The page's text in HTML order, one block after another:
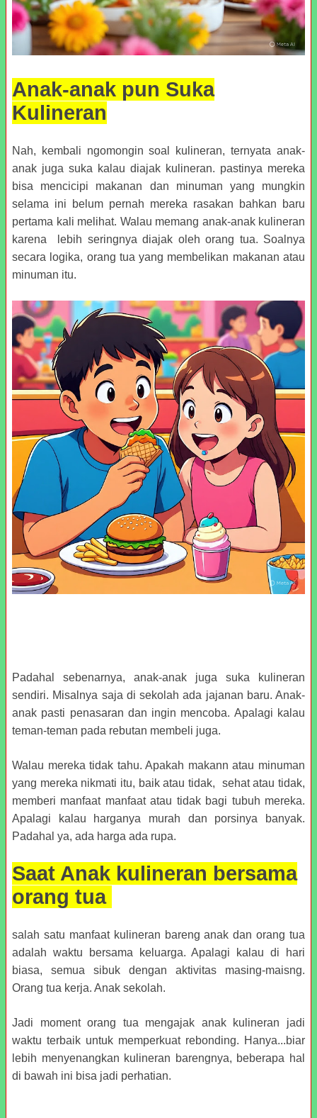
Anak-anak pun Suka
Kulineran
Nah, kembali ngomongin soal kulineran, ternyata anak-
anak juga suka kalau diajak kulineran. pastinya mereka
bisa mencicipi makanan dan minuman yang mungkin
selama ini belum pernah mereka rasakan bahkan baru
pertama kali melihat. Walau memang anak-anak kulineran
karena lebih seringnya diajak oleh orang tua. Soalnya
secara logika, orang tua yang membelikan makanan atau
minuman itu.
Padahal sebenarnya, anak-anak juga suka kulineran
sendiri. Misalnya saja di sekolah ada jajanan baru. Anak-
anak pasti penasaran dan ingin mencoba. Apalagi kalau
teman-teman pada rebutan membeli juga.
Walau mereka tidak tahu. Apakah makann atau minuman
yang mereka nikmati itu, baik atau tidak, sehat atau tidak,
memberi manfaat manfaat atau tidak bagi tubuh mereka.
Apalagi kalau harganya murah dan porsinya banyak.
Padahal ya, ada harga ada rupa.
Saat Anak kulineran bersama
orang tua
salah satu manfaat kulineran bareng anak dan orang tua
adalah waktu bersama keluarga. Apalagi kalau di hari
biasa, semua sibuk dengan aktivitas masing-maisng.
Orang tua kerja. Anak sekolah.
Jadi moment orang tua mengajak anak kulineran jadi
waktu terbaik untuk memperkuat rebonding. Hanya...biar
lebih menyenangkan kulineran barengnya, beberapa hal
di bawah ini bisa jadi perhatian.